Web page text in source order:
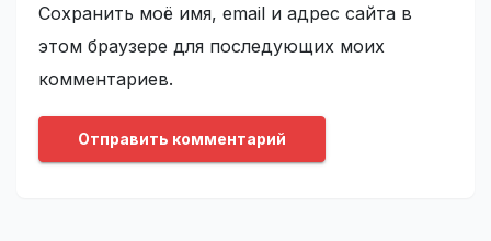
Сохранить моё имя, email и адрес сайта в
этом браузере для последующих моих
комментариев.